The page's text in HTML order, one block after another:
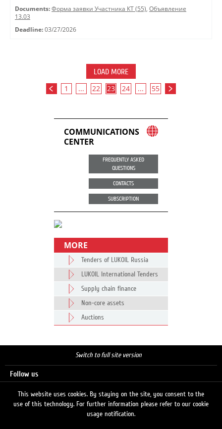
Documents: Форма заявки Участника КТ (55), Объявление
13.03
Deadline: 03/27/2026
LOAD MORE
1 ... 22 23 24 ... 55
COMMUNICATIONS
CENTER
FREQUENTLY ASKED
QUESTIONS
CONTACTS
SUBSCRIPTION
MORE
Tenders of LUKOIL Russia
LUKOIL International Tenders
Supply chain finance
Non-core assets
Auctions
Switch to full site version
Follow us
This website uses cookies. By staying on the site, you consent to the
use of this technology. For further information please refer to our cookie
usage notification.